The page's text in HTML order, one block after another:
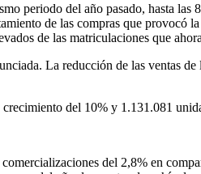
periodo del año pasado, hasta
de las compras que
de las matriculaciones que
La reducción de las ventas
del 10% y 1.131.081
del 2,8% en